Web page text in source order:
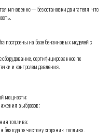
мгновенно — без остановки двигателя, что
построены на базе бензиновых моделей с
оборудование, сертифицированное по
и контролем давления.
мощности;
выбросов;
топлива;
чистому сгоранию топлива.